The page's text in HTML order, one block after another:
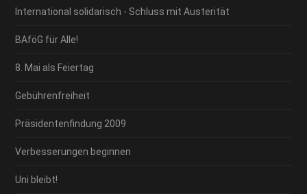
International solidarisch - Schluss mit Austerität
BAföG für Alle!
8. Mai als Feiertag
Gebührenfreiheit
Präsidentenfindung 2009
Verbesserungen beginnen
Uni bleibt!